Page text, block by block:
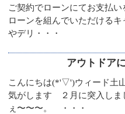
ご契約でローンにてお支払
ローンを組んでいただける
やデリ・・・
アウトドア
こんにちは(*'▽')ウィード土
気がします ２月に突入し
ぇ〜〜〜。 ・・・